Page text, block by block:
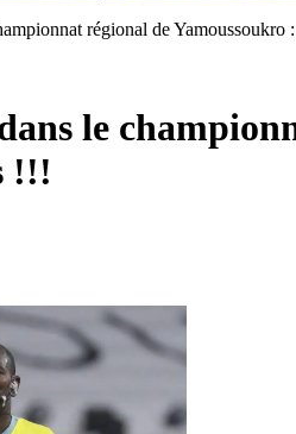
régional de
le
!!!